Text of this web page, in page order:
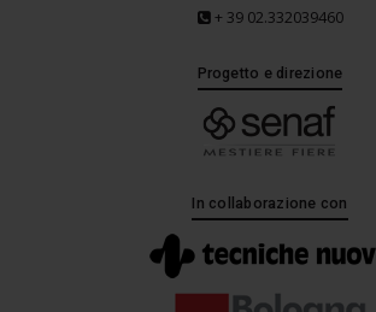
+ 39 02.332039460
Progetto e direzione
In collaborazione con